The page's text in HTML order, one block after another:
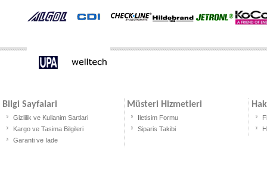
Bilgi Sayfalari
Gizlilik ve Kullanim Sartlari
Kargo ve Tasima Bilgileri
Garanti ve Iade
Müsteri Hizmetleri
Iletisim Formu
Siparis Takibi